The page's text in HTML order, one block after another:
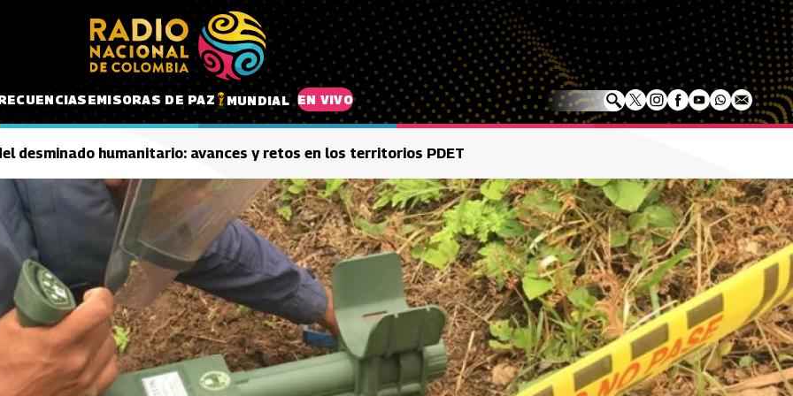
EMISORAS DE PAZ MUNDIAL EN VIVO
desminado humanitario: avances y retos en los territorios PDET